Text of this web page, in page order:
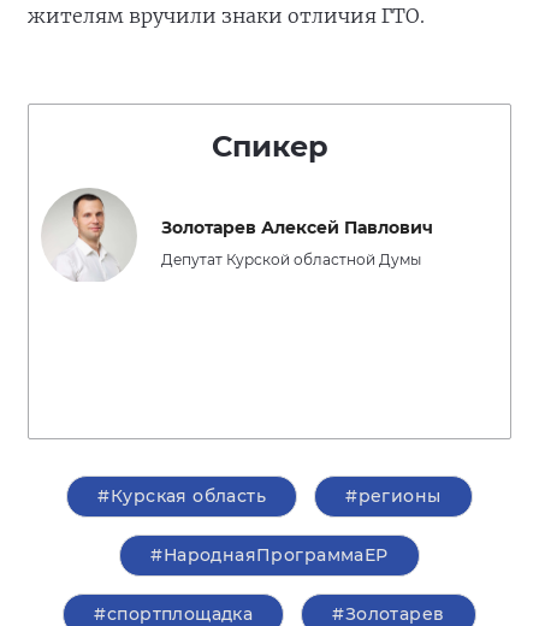
жителям вручили знаки отличия ГТО.
Спикер
Золотарев Алексей Павлович
Депутат Курской областной Думы
#Курская область #регионы
#НароднаяПрограммаЕР
#спортплощадка #Золотарев